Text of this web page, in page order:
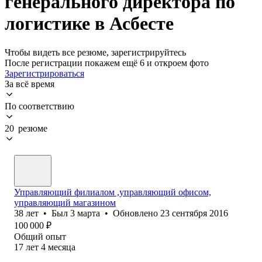
логистике в Асбесте
Чтобы видеть все резюме, зарегистрируйтесь
После регистрации покажем ещё 6 и откроем фото
Зарегистрироваться
За всё время
По соответствию
20 резюме
Управляющий филиалом ,управляющий офисом,
управляющий магазином
38 лет • Был 3 марта • Обновлено 23 сентября 2016
100 000 ₽
Общий опыт
17 лет 4 месяца